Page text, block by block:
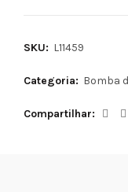
SKU: L11459
Categoria: Bomba
Compartilhar